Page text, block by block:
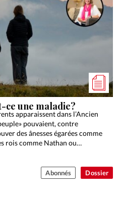
Dossier
ce une maladie?
apparaissent dans l’Ancien
pouvaient, contre
des ânesses égarées comme
rois comme Nathan ou…
Abonnés